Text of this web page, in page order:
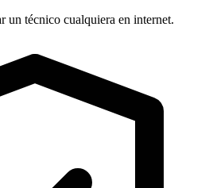
un técnico cualquiera en internet.